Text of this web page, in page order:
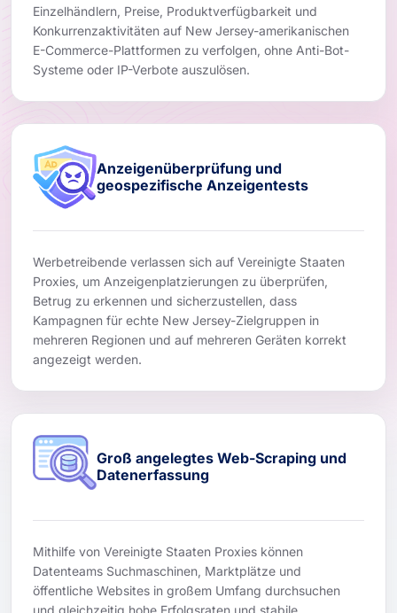
Einzelhändlern, Preise, Produktverfügbarkeit und
Konkurrenzaktivitäten auf New Jersey-amerikanischen
E-Commerce-Plattformen zu verfolgen, ohne Anti-Bot-
Systeme oder IP-Verbote auszulösen.
Anzeigenüberprüfung und
geospezifische Anzeigentests
Werbetreibende verlassen sich auf Vereinigte Staaten
Proxies, um Anzeigenplatzierungen zu überprüfen,
Betrug zu erkennen und sicherzustellen, dass
Kampagnen für echte New Jersey-Zielgruppen in
mehreren Regionen und auf mehreren Geräten korrekt
angezeigt werden.
Groß angelegtes Web-Scraping und
Datenerfassung
Mithilfe von Vereinigte Staaten Proxies können
Datenteams Suchmaschinen, Marktplätze und
öffentliche Websites in großem Umfang durchsuchen
und gleichzeitig hohe Erfolgsraten und stabile